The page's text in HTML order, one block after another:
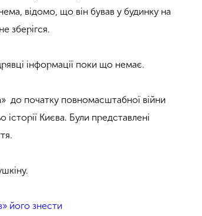
відомо, що він бував у будинку на
зберігся.
інформації поки що немає.
до початку повномасштабної війни
Києва. Були представлені
його знести